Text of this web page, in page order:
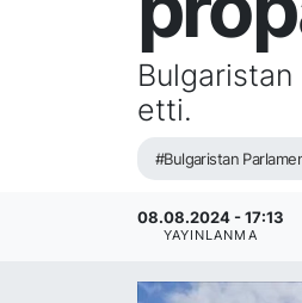
Bulgaristan
etti.
#Bulgaristan
08.08.2024 - 17:13
YAYINLANMA
HAMBURG
DEUTSCH
EKONOMİ
SİYASET
Puan Durumu ve Fikstür
Tüm Manşetler
Son Dakika Haberleri
Haber Arşivi